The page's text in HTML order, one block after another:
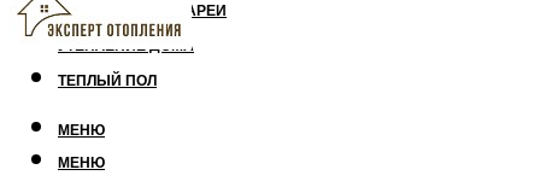
СОЛНЕЧНЫЕ БАТАРЕИ
УТЕПЛЕНИЕ ДОМА
ТЕПЛЫЙ ПОЛ
МЕНЮ
МЕНЮ